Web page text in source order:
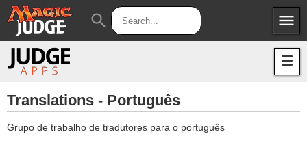
menu
Apps
Judges
JAR
search
Translations - Português
Grupo de trabalho de tradutores para o português